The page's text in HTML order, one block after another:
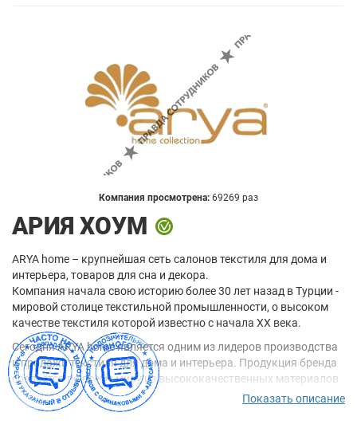
Компания просмотрена: 69269 раз
АРИЯ ХОУМ
ARYA home – крупнейшая сеть салонов текстиля для дома и
интерьера, товаров для сна и декора.
Компания начала свою историю более 30 лет назад в Турции -
мировой столице текстильной промышленности, о высоком
качестве текстиля которой известно с начала XX века.
Сегодня ARYA home является одним из лидеров производства
и продажи текстиля для дома и интерьера. Продукция бренда
создаётся по всему миру из высококачественных материалов
с использованием инновационных технологий, сохраняя и
преумножая неизменно высокое традиционное турецкое
Показать описание